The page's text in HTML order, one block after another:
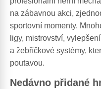
na zábavnou akci,
sportovní momenty.
ligy, mistrovství,
a žebříčkové systémy,
poutavou.
Nedávno přidané